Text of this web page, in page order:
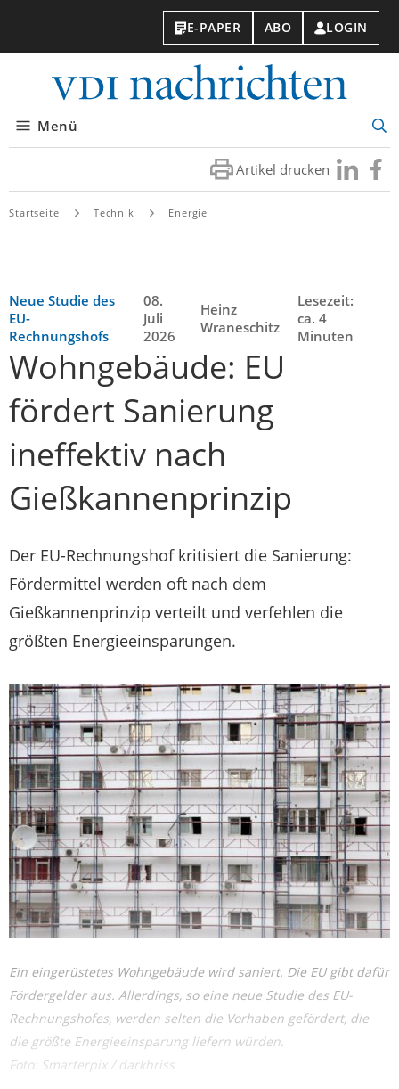
E-PAPER ABO LOGIN
Menü
Artikel drucken Besuchen
Sie
Sie
Startseite Technik Energie
Neue Studie des
EU-
Rechnungshofs
08.
Juli
2026
Heinz
Wraneschitz
Lesezeit:
ca. 4
Minuten
Wohngebäude: EU
fördert Sanierung
ineffektiv nach
Gießkannenprinzip
Der EU-Rechnungshof kritisiert die Sanierung:
Fördermittel werden oft nach dem
Gießkannenprinzip verteilt und verfehlen die
größten Energieeinsparungen.
Ein eingerüstetes Wohngebäude wird saniert. Die EU gibt dafür
Fördergelder aus. Allerdings, so eine neue Studie des EU-
Rechnungshofes, werden selten die Vorhaben gefördert, die
die größte Energieeinsparung liefern würden.
Foto: Smarterpix / darkhriss